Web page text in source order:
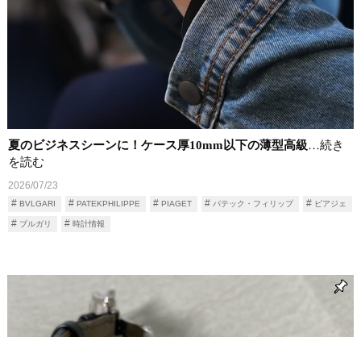
夏のビジネスシーンに！ケース厚10mm以下の薄型高級…続き
を読む
2026/07/23
BVLGARI PATEKPHILIPPE PIAGET パテック・フィリップ ピアジェ
ブルガリ 時計情報